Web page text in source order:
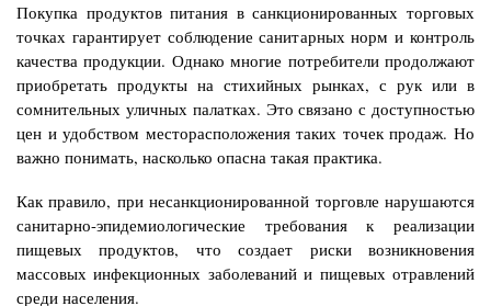
Покупка продуктов питания в санкционированных торговых
точках гарантирует соблюдение санитарных норм и контроль
качества продукции. Однако многие потребители продолжают
приобретать продукты на стихийных рынках, с рук или в
сомнительных уличных палатках. Это связано с доступностью
цен и удобством месторасположения таких точек продаж. Но
важно понимать, насколько опасна такая практика.
Как правило, при несанкционированной торговле нарушаются
санитарно-эпидемиологические требования к реализации
пищевых продуктов, что создает риски возникновения
массовых инфекционных заболеваний и пищевых отравлений
среди населения.